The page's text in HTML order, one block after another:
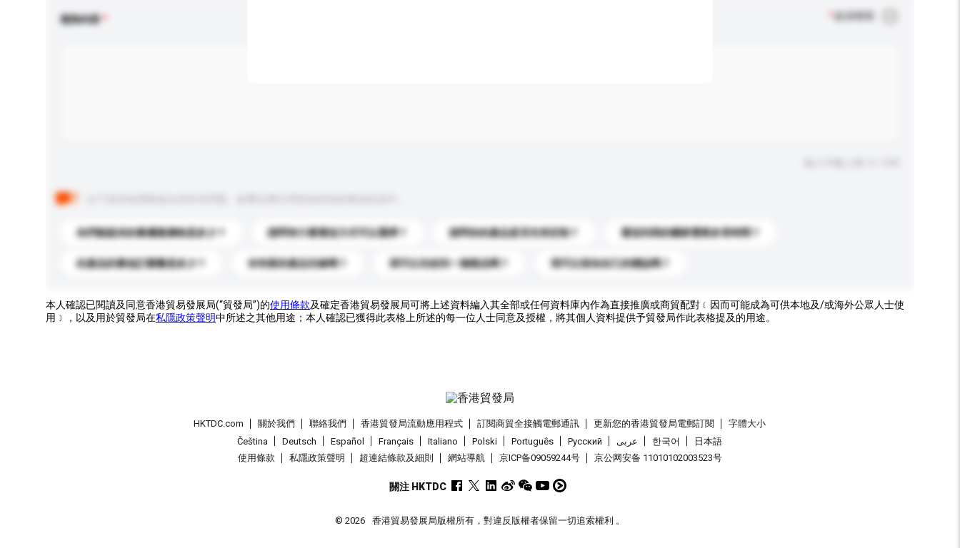
查詢內容
你們能提供的最優惠價格是多少？ 請問有什麼運送方式可以選擇？ 請問你的產品是否支持定制？ 運送到我的國家需要多長時間？
此產品的最低訂購量是多少？ 你有新的產品目錄嗎？ 我可以先收到一個樣品嗎？ 我可以添加自己的標誌嗎？
本人確認已閱讀及同意香港貿易發展局(“貿發局”)的使用條款及確定香港貿易發展局可將上述資料編入其全部或任何資料庫內作為直接推廣或商貿配對﹝因而可能成為可供本地及/或海外公眾人士使
用﹞，以及用於貿發局在私隱政策聲明中所述之其他用途；本人確認已獲得此表格上所述的每一位人士同意及授權，將其個人資料提供予貿發局作此表格提及的用途。
HKTDC.com 關於我們 聯絡我們 香港貿發局流動應用程式 訂閱商貿全接觸電郵通訊 更新您的香港貿發局電郵訂閱
字體大小
Čeština
Deutsch Español Français Italiano Polski Português Pусский عربى 한국어
日本語
使用條款
私隱政策聲明 超連結條款及細則 網站導航 京ICP备09059244号 京公网安备 11010102003523号
關注 HKTDC
© 2026 香港貿易發展局版權所有，對違反版權者保留一切追索權利 。